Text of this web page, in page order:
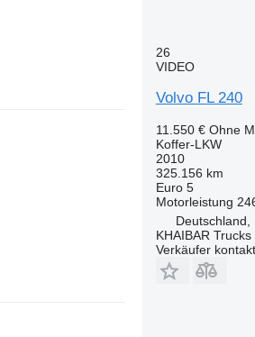
26
VIDEO
Volvo FL 240
11.550 € Ohne
Koffer-LKW
2010
325.156 km
Euro 5
Motorleistung
Deutschland,
KHAIBAR Trucks
Verkäufer